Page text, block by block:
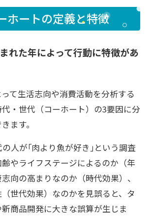
ホートの定義と特徴
れた年によって行動に特徴があ
て生活志向や消費活動を分析する
・世代（コーホート）の3要因に分
ます。
人が｢肉より魚が好き｣という調査
やライフステージによるのか（年
向の高まりなのか（時代効果）、
世代効果）なのかを見誤ると、タ
商品開発に大きな誤算が生じま